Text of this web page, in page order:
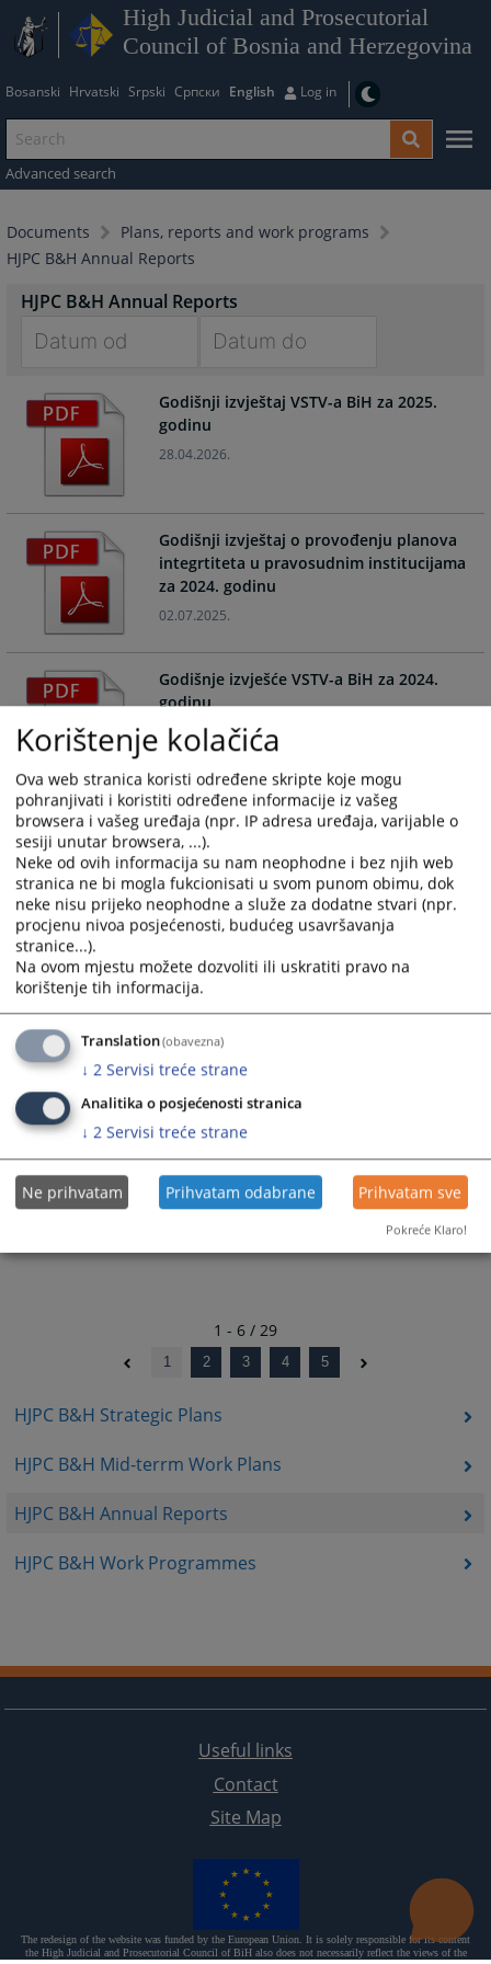
High Judicial and Prosecutorial
Council of Bosnia and Herzegovina
Bosanski Hrvatski Srpski Српски English Log in
Advanced search
Documents
Plans, reports and work programs
HJPC B&H Annual Reports
HJPC B&H Strategic Plans
HJPC B&H Mid-terrm Work Plans
HJPC B&H Annual Reports
HJPC B&H Work Programmes
HJPC B&H Annual Reports
forward
to
interact
the
and
select
date.
the
question
key
get
the
keyboard
shortcuts
for
changing
dates.
forward
to
interact
and
select
a
date.
the
question
key
get
the
keyboard
shortcuts
for
changing
dates.
Godišnji izvještaj VSTV-a BiH za 2025.
godinu
28.04.2026.
Godišnji izvještaj o provođenju planova
integrtiteta u pravosudnim institucijama
za 2024. godinu
02.07.2025.
Godišnje izvješće VSTV-a BiH za 2024.
godinu
30.04.2025.
Godišnji izvještaj o provođenju planova
integrtiteta u pravosudnim institucijama
za 2023. godinu
17.06.2024.
HJPC 2023 ANNUAL REPORT
29.04.2024.
Godišnji izvještaj o provođenju planova
integriteta u pravosudnim institucijama
za 2022. godinu
19.09.2023.
1 - 6 / 29
1 2 3 4 5
Useful links
Contact
Site Map
The redesign of the website was funded by the European Union. It is solely responsible for its content
the High Judicial and Prosecutorial Council of BiH also does not necessarily reflect the views of the
Korištenje kolačića
Ova web stranica koristi određene skripte koje mogu
pohranjivati i koristiti određene informacije iz vašeg
browsera i vašeg uređaja (npr. IP adresa uređaja, varijable o
sesiji unutar browsera, ...).
Neke od ovih informacija su nam neophodne i bez njih web
stranica ne bi mogla fukcionisati u svom punom obimu, dok
neke nisu prijeko neophodne a služe za dodatne stvari (npr.
procjenu nivoa posjećenosti, budućeg usavršavanja
stranice...).
Na ovom mjestu možete dozvoliti ili uskratiti pravo na
korištenje tih informacija.
Translation(obavezna)
↓ 2 Servisi treće strane
Analitika o posjećenosti stranica
↓ 2 Servisi treće strane
Ne prihvatam Prihvatam odabrane Prihvatam sve
Pokreće Klaro!